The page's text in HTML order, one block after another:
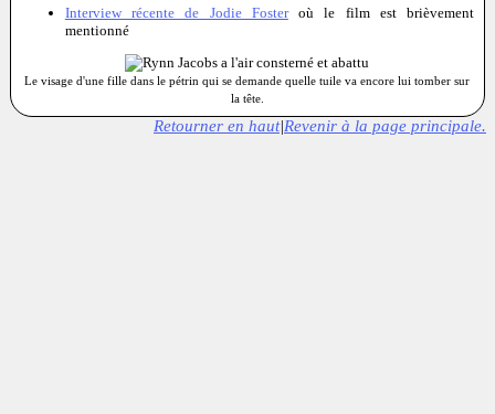
Interview récente de Jodie Fosteroù le film est brièvement
mentionné
Le visage d'une fille dans le pétrin qui se demande quelle tuile va encore lui tomber sur
la tête.
Retourner en haut|Revenir à la page principale.